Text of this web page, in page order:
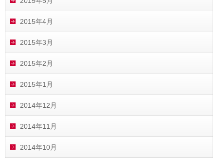
2015年4月
2015年3月
2015年2月
2015年1月
2014年12月
2014年11月
2014年10月